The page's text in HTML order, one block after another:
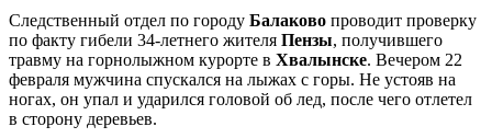
Следственный отдел по городу Балаково проводит проверку
по факту гибели 34-летнего жителя Пензы, получившего
травму на горнолыжном курорте в Хвалынске. Вечером 22
февраля мужчина спускался на лыжах с горы. Не устояв на
ногах, он упал и ударился головой об лед, после чего отлетел
в сторону деревьев.